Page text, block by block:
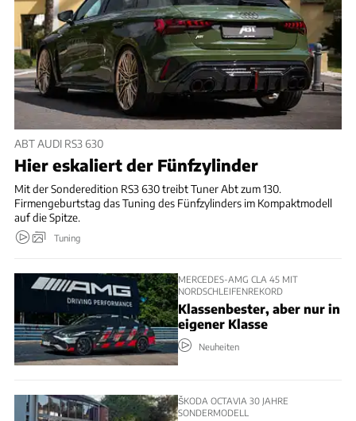
ABT AUDI RS3 630
Hier eskaliert der Fünfzylinder
Mit der Sonderedition RS3 630 treibt Tuner Abt zum 130.
Firmengeburtstag das Tuning des Fünfzylinders im Kompaktmodell
auf die Spitze.
Tuning
MERCEDES-AMG CLA 45 MIT
NORDSCHLEIFENREKORD
Klassenbester, aber nur in
eigener Klasse
Neuheiten
ŠKODA OCTAVIA 30 JAHRE
SONDERMODELL